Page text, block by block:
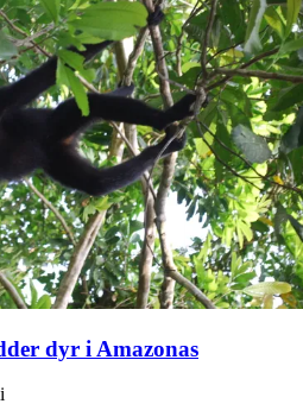
dyr i Amazonas